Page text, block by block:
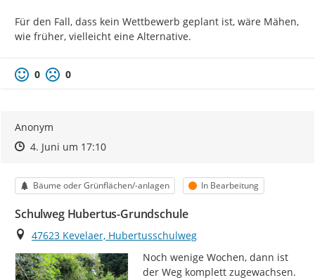
Für den Fall, dass kein Wettbewerb geplant ist, wäre Mähen,
wie früher, vielleicht eine Alternative.
0 0
Anonym
Zeitpunkt des Erstellens
Zeitpunkt des Erstellens
4. Juni um 17:10Zur Äußerung
Kategorie
Bäume oder Grünflächen/-anlagen Status
In Bearbeitung
Schulweg Hubertus-Grundschule
Ort
47623 Kevelaer, Hubertusschulweg
Noch wenige Wochen, dann ist
der Weg komplett zugewachsen.